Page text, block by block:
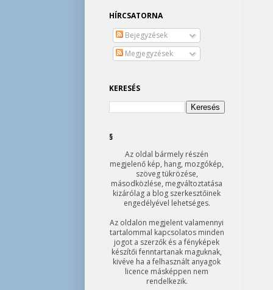
HÍRCSATORNA
Bejegyzések
Megjegyzések
KERESÉS
§
Az oldal bármely részén
megjelenő kép, hang, mozgókép,
szöveg tükrözése,
másodközlése, megváltoztatása
kizárólag a blog szerkesztőinek
engedélyével lehetséges.
Az oldalon megjelent valamennyi
tartalommal kapcsolatos minden
jogot a szerzők és a fényképek
készítői fenntartanak maguknak,
kivéve ha a felhasznált anyagok
licence másképpen nem
rendelkezik.